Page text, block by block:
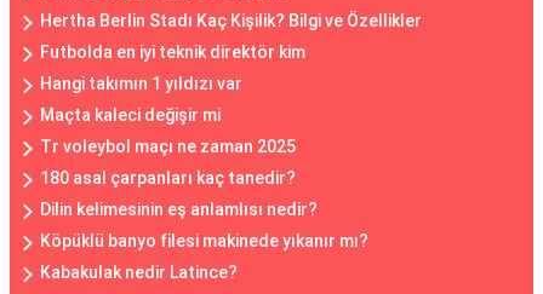
Hertha Berlin Stadı Kaç Kişilik? Bilgi ve Özellikler
Futbolda en iyi teknik direktör kim
Hangi takımın 1 yıldızı var
Maçta kaleci değişir mi
Tr voleybol maçı ne zaman 2025
180 asal çarpanları kaç tanedir?
Dilin kelimesinin eş anlamlısı nedir?
Köpüklü banyo filesi makinede yıkanır mı?
Kabakulak nedir Latince?